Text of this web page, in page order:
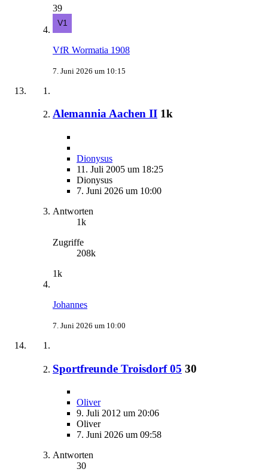
39
VfR Wormatia 1908
7. Juni 2026 um 10:15
Alemannia Aachen II 1k
Dionysus
11. Juli 2005 um 18:25
Dionysus
7. Juni 2026 um 10:00
Antworten
1k
Zugriffe
208k
1k
Johannes
7. Juni 2026 um 10:00
Sportfreunde Troisdorf 05 30
Oliver
9. Juli 2012 um 20:06
Oliver
7. Juni 2026 um 09:58
Antworten
30